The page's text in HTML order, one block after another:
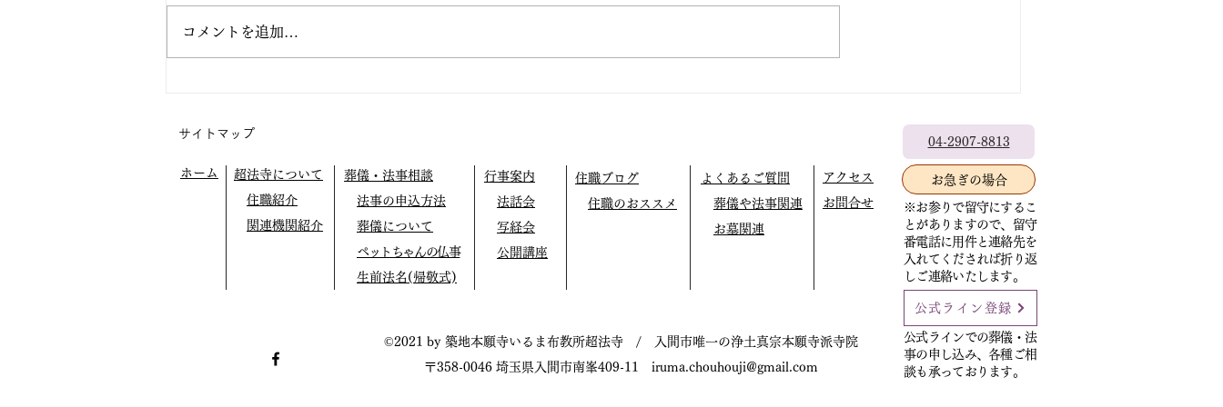
う
方での新盆参りがあるため休会し
講師/艸香雄道師
［群馬県藤岡市・西蓮寺住職・布
教使］ 二十四日（月曜）正満寺
南柏分院布教［千葉県柏市］10
コメントを追加…
サイトマップ
04-2907-8813
ホーム
超法寺について
住職紹介
関連機関紹介
葬儀・法事相談
法事の申込方法
葬儀について
ペットちゃんの仏事
生前法名(帰敬式)
行事案内
法話会
写経会
公開講座
住職ブログ
住職のおススメ
よくあるご質問
葬儀や法事関連
お墓関連
お急ぎの場合
アクセス
お問合せ
※お参りで留守にするこ
とがありますので、留守
番電話に用件と連絡先を
入れてくだされば折り返
しご連絡いたします。
公式ライン登録
©2021 by 築地本願寺いるま布教所超法寺 / 入間市唯一の浄土真宗本願寺派寺院
〒358-0046 埼玉県入間市南峯409-11 iruma.chouhouji@gmail.com
公式ラインでの葬儀・法
事の申し込み、各種ご相
談も承っております。